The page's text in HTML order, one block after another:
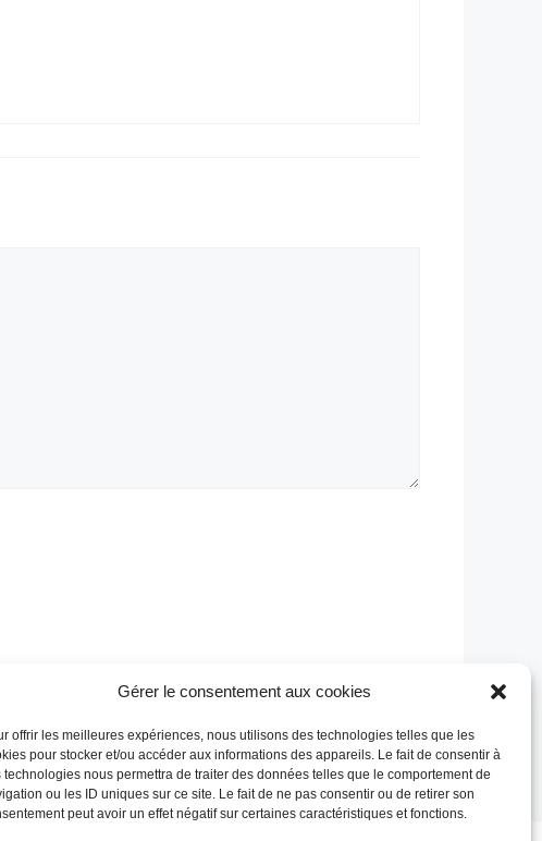
Gérer le consentement aux cookies
offrir les meilleures expériences, nous utilisons des technologies telles que les
pour stocker et/ou accéder aux informations des appareils. Le fait de consentir à
technologies nous permettra de traiter des données telles que le comportement de
ou les ID uniques sur ce site. Le fait de ne pas consentir ou de retirer son
peut avoir un effet négatif sur certaines caractéristiques et fonctions.